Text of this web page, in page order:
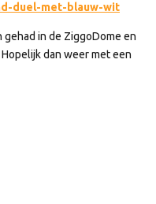
duel-met-blauw-wit
in de ZiggoDome en
dan weer met een